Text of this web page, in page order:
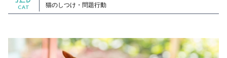
CAT 猫のしつけ・問題行動